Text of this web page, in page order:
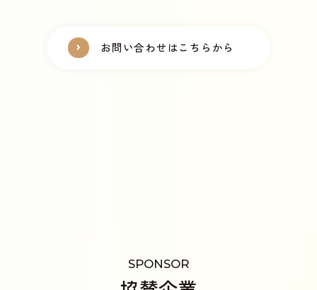
お問い合わせはこちらから
SPONSOR